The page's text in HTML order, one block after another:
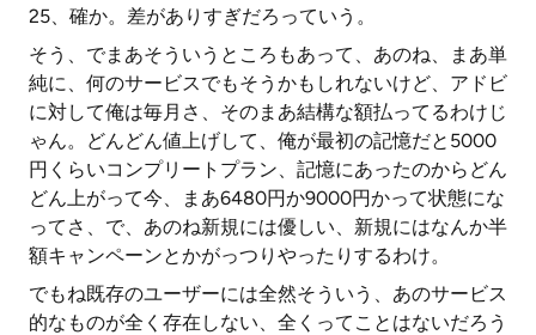
25、確か。差がありすぎだろっていう。
そう、でまあそういうところもあって、あのね、まあ単
純に、何のサービスでもそうかもしれないけど、アドビ
に対して俺は毎月さ、そのまあ結構な額払ってるわけじ
ゃん。どんどん値上げして、俺が最初の記憶だと5000
円くらいコンプリートプラン、記憶にあったのからどん
どん上がって今、まあ6480円か9000円かって状態にな
ってさ、で、あのね新規には優しい、新規にはなんか半
額キャンペーンとかがっつりやったりするわけ。
でもね既存のユーザーには全然そういう、あのサービス
的なものが全く存在しない、全くってことはないだろう